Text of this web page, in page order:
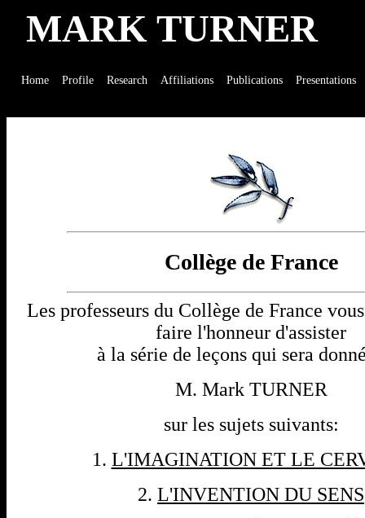
MARK TURNER
Home Profile Research Affiliations Publications Presentations
Collège de France
Les professeurs du Collège de France
faire l'honneur d'assister
à la série de leçons qui sera
M. Mark TURNER
sur les sujets suivants:
1. L'IMAGINATION ET LE
2. L'INVENTION DU SENS